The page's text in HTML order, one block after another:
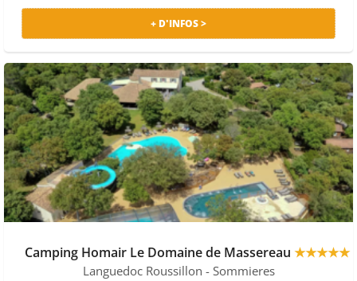
+ D'INFOS >
Camping Homair Le Domaine de Massereau ★★★★★
Languedoc Roussillon - Sommieres